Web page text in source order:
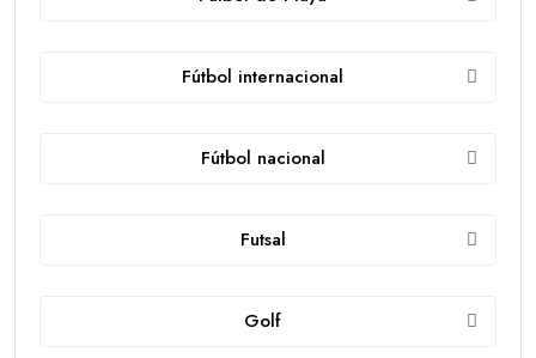
Fútbol internacional
Fútbol nacional
Futsal
Golf